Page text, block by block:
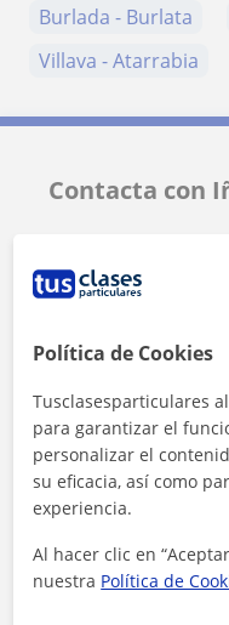
Burlada - Burlata
Villava - Atarrabia
Contacta con
Política de Cookies
Tusclasesparticulares
para garantizar el
personalizar el
su eficacia, así como
experiencia.
Al hacer clic en
nuestra Política de